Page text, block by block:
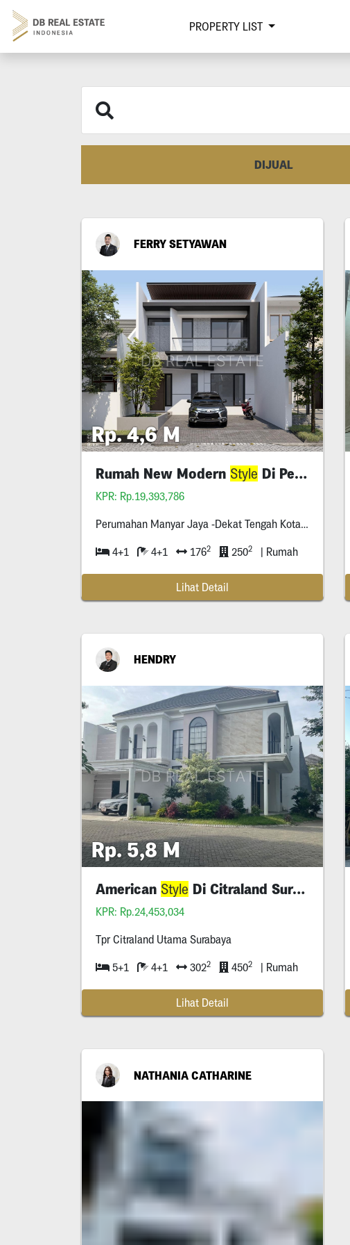
PROPERTY LIST
DIJUAL
FERRY SETYAWAN
Rp. 4,6 M
Rumah New Modern Style Di Perum Manyar Jaya
KPR: Rp.19,393,786
Perumahan Manyar Jaya -Dekat Tengah Kota -Row Jalan Tiga Mobil -Hadap Utara -Bangunan High Quality
4+1 4+1 1762 2502 | Rumah
Lihat Detail
HENDRY
Rp. 5,8 M
American Style Di Citraland Surabaya
KPR: Rp.24,453,034
Tpr Citraland Utama Surabaya
5+1 4+1 3022 4502 | Rumah
Lihat Detail
NATHANIA CATHARINE